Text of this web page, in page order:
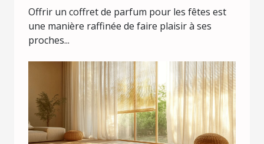
Offrir un coffret de parfum pour les fêtes est
une manière raffinée de faire plaisir à ses
proches...